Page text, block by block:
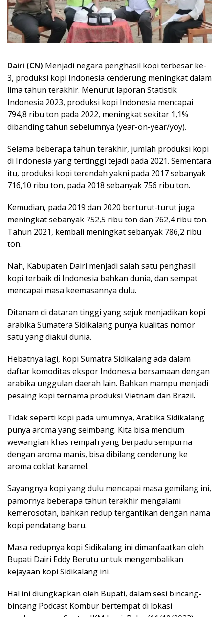
Dairi (CN) Menjadi negara penghasil kopi terbesar ke-
3, produksi kopi Indonesia cenderung meningkat dalam
lima tahun terakhir. Menurut laporan Statistik
Indonesia 2023, produksi kopi Indonesia mencapai
794,8 ribu ton pada 2022, meningkat sekitar 1,1%
dibanding tahun sebelumnya (year-on-year/yoy).
Selama beberapa tahun terakhir, jumlah produksi kopi
di Indonesia yang tertinggi tejadi pada 2021. Sementara
itu, produksi kopi terendah yakni pada 2017 sebanyak
716,10 ribu ton, pada 2018 sebanyak 756 ribu ton.
Kemudian, pada 2019 dan 2020 berturut-turut juga
meningkat sebanyak 752,5 ribu ton dan 762,4 ribu ton.
Tahun 2021, kembali meningkat sebanyak 786,2 ribu
ton.
Nah, Kabupaten Dairi menjadi salah satu penghasil
kopi terbaik di Indonesia bahkan dunia, dan sempat
mencapai masa keemasannya dulu.
Ditanam di dataran tinggi yang sejuk menjadikan kopi
arabika Sumatera Sidikalang punya kualitas nomor
satu yang diakui dunia.
Hebatnya lagi, Kopi Sumatra Sidikalang ada dalam
daftar komoditas ekspor Indonesia bersamaan dengan
arabika unggulan daerah lain. Bahkan mampu menjadi
pesaing kopi ternama produksi Vietnam dan Brazil.
Tidak seperti kopi pada umumnya, Arabika Sidikalang
punya aroma yang seimbang. Kita bisa mencium
wewangian khas rempah yang berpadu sempurna
dengan aroma manis, bisa dibilang cenderung ke
aroma coklat karamel.
Sayangnya kopi yang dulu mencapai masa gemilang ini,
pamornya beberapa tahun terakhir mengalami
kemerosotan, bahkan redup tergantikan dengan nama
kopi pendatang baru.
Masa redupnya kopi Sidikalang ini dimanfaatkan oleh
Bupati Dairi Eddy Berutu untuk mengembalikan
kejayaan kopi Sidikalang ini.
Hal ini diungkapkan oleh Bupati, dalam sesi bincang-
bincang Podcast Kombur bertempat di lokasi